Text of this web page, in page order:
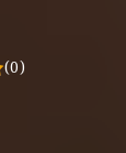
(0)